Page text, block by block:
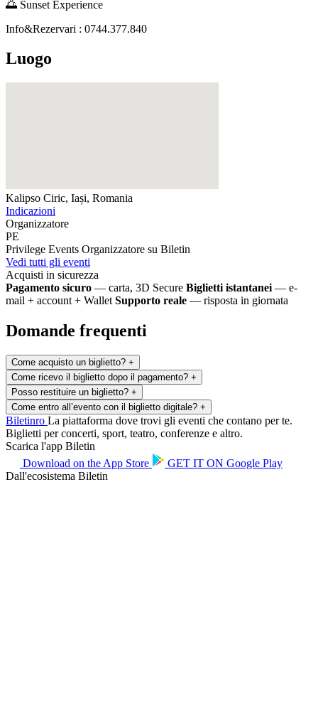
🌅 Sunset Experience
Info&Rezervari : 0744.377.840
Luogo
Kalipso Ciric, Iași, Romania
Indicazioni
Organizzatore
PE
Privilege Events Organizzatore su Biletin
Vedi tutti gli eventi
Acquisti in sicurezza
Pagamento sicuro — carta, 3D Secure Biglietti istantanei — e-
mail + account + Wallet Supporto reale — risposta in giornata
Domande frequenti
Come acquisto un biglietto? +
Come ricevo il biglietto dopo il pagamento? +
Posso restituire un biglietto? +
Come entro all’evento con il biglietto digitale? +
Biletinro La piattaforma dove trovi gli eventi che contano per te.
Biglietti per concerti, sport, teatro, conferenze e altro.
Scarica l'app Biletin
Download on the App Store GET IT ON Google Play
Dall'ecosistema Biletin